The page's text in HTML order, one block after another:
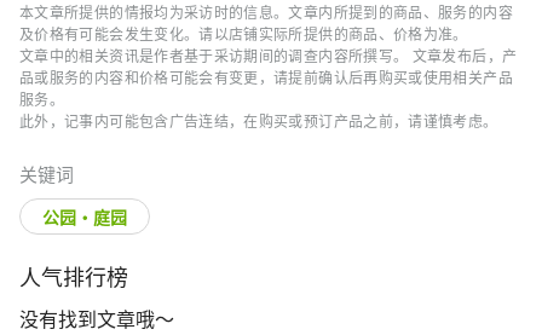
本文章所提供的情报均为采访时的信息。文章内所提到的商品、服务的内容
及价格有可能会发生变化。请以店铺实际所提供的商品、价格为准。
文章中的相关资讯是作者基于采访期间的调查内容所撰写。 文章发布后，产
品或服务的内容和价格可能会有变更，请提前确认后再购买或使用相关产品
服务。
此外，记事内可能包含广告连结，在购买或预订产品之前，请谨慎考虑。
关键词
公园・庭园
人气排行榜
没有找到文章哦～